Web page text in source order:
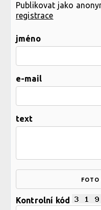
Publikovat jako
registrace
jméno
e-mail
text
FOTO
Kontrolní kód